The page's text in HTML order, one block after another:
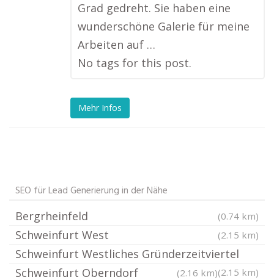
Grad gedreht. Sie haben eine
wunderschöne Galerie für meine
Arbeiten auf …
No tags for this post.
Mehr Infos
SEO für Lead Generierung in der Nähe
Bergrheinfeld (0.74 km)
Schweinfurt West (2.15 km)
Schweinfurt Westliches Gründerzeitviertel
(2.15 km)
Schweinfurt Oberndorf (2.16 km)